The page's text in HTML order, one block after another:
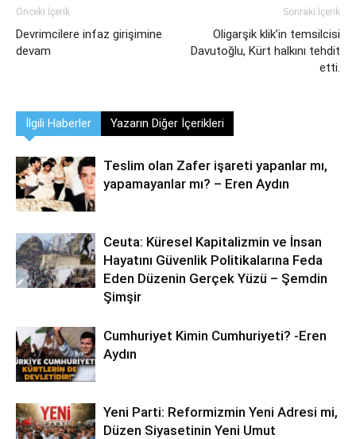
Önceki İçerik
Devrimcilere infaz girişimine
devam
Sonraki İçerik
Oligarşik klik’in temsilcisi
Davutoğlu, Kürt halkını tehdit
etti.
İlgili Haberler Yazarın Diğer İçerikleri
Teslim olan Zafer işareti yapanlar mı,
yapamayanlar mı? – Eren Aydın
Ceuta: Küresel Kapitalizmin ve İnsan
Hayatını Güvenlik Politikalarına Feda
Eden Düzenin Gerçek Yüzü – Şemdin
Şimşir
Cumhuriyet Kimin Cumhuriyeti? -Eren
Aydın
Yeni Parti: Reformizmin Yeni Adresi mi,
Düzen Siyasetinin Yeni Umut